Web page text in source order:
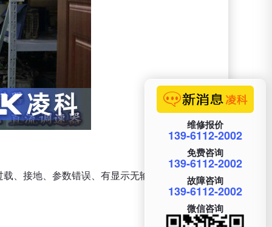
、接地、参数错误、有显示无输出、模块损坏等
维修报价
139-6112-2002
免费咨询
139-6112-2002
故障咨询
139-6112-2002
微信咨询